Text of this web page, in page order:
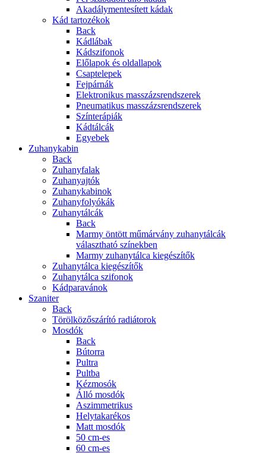
Akadálymentesített kádak
Kád tartozékok
Back
Kádlábak
Kádszifonok
Előlapok és oldallapok
Csaptelepek
Fejpárnák
Elektronikus masszázsrendszerek
Pneumatikus masszázsrendszerek
Színterápiák
Kádtálcák
Egyebek
Zuhanykabin
Back
Zuhanyfalak
Zuhanyajtók
Zuhanykabinok
Zuhanyfolyókák
Zuhanytálcák
Back
Marmy öntött műmárvány zuhanytálcák
választható színekben
Marmy zuhanytálca kiegészítők
Zuhanytálca kiegészítők
Zuhanytálca szifonok
Kádparavánok
Szaniter
Back
Törölközőszárító radiátorok
Mosdók
Back
Bútorra
Pultra
Pultba
Kézmosók
Álló mosdók
Aszimmetrikus
Helytakarékos
Matt mosdók
50 cm-es
60 cm-es